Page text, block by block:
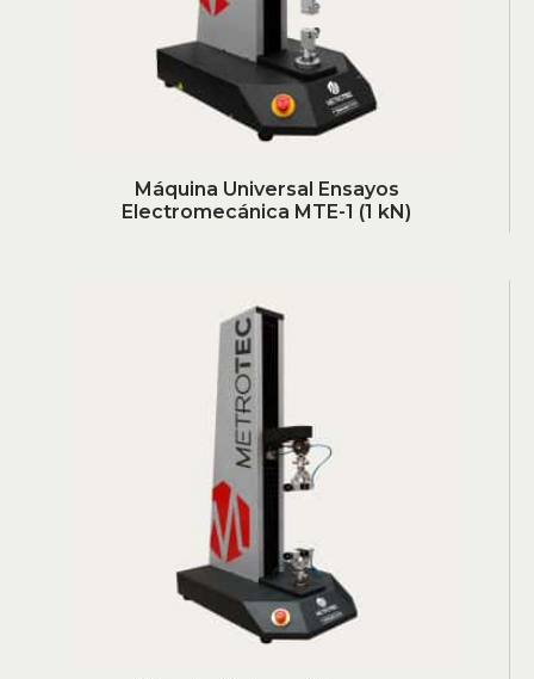
Máquina Universal Ensayos
Electromecánica MTE-1 (1 kN)